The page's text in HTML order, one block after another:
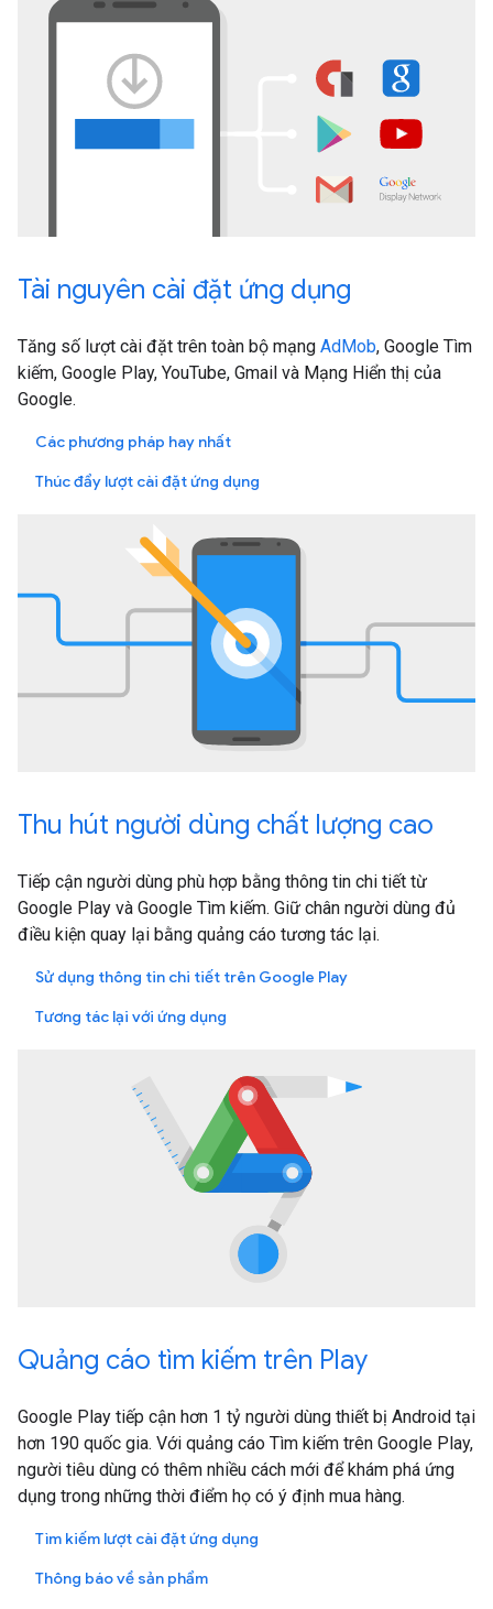
Tài nguyên cài đặt ứng dụng
Tăng số lượt cài đặt trên toàn bộ mạng AdMob, Google Tìm
kiếm, Google Play, YouTube, Gmail và Mạng Hiển thị của
Google.
Các phương pháp hay nhất
Thúc đẩy lượt cài đặt ứng dụng
Thu hút người dùng chất lượng cao
Tiếp cận người dùng phù hợp bằng thông tin chi tiết từ
Google Play và Google Tìm kiếm. Giữ chân người dùng đủ
điều kiện quay lại bằng quảng cáo tương tác lại.
Sử dụng thông tin chi tiết trên Google Play
Tương tác lại với ứng dụng
Quảng cáo tìm kiếm trên Play
Google Play tiếp cận hơn 1 tỷ người dùng thiết bị Android tại
hơn 190 quốc gia. Với quảng cáo Tìm kiếm trên Google Play,
người tiêu dùng có thêm nhiều cách mới để khám phá ứng
dụng trong những thời điểm họ có ý định mua hàng.
Tìm kiếm lượt cài đặt ứng dụng
Thông báo về sản phẩm